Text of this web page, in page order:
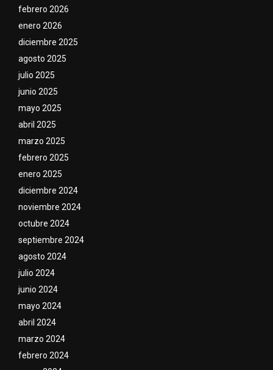
febrero 2026
enero 2026
diciembre 2025
agosto 2025
julio 2025
junio 2025
mayo 2025
abril 2025
marzo 2025
febrero 2025
enero 2025
diciembre 2024
noviembre 2024
octubre 2024
septiembre 2024
agosto 2024
julio 2024
junio 2024
mayo 2024
abril 2024
marzo 2024
febrero 2024